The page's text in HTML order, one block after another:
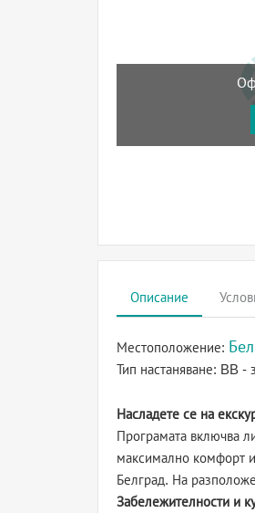
Описание
Местоположение:
Тип настаняване: BB -
Насладете се на
Програмата включва
максимално комфорт
Белград. На
Забележителности и